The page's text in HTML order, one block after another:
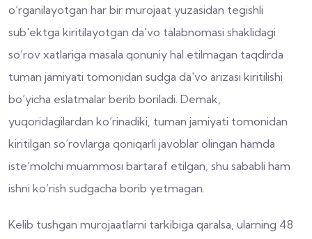
o‘rganilayotgan har bir murojaat yuzasidan tegishli
sub'ektga kiritilayotgan da'vo talabnomasi shaklidagi
so‘rov xatlariga masala qonuniy hal etilmagan taqdirda
tuman jamiyati tomonidan sudga da'vo arizasi kiritilishi
bo‘yicha eslatmalar berib boriladi. Demak,
yuqoridagilardan ko‘rinadiki, tuman jamiyati tomonidan
kiritilgan so‘rovlarga qoniqarli javoblar olingan hamda
iste'molchi muammosi bartaraf etilgan, shu sababli ham
ishni ko‘rish sudgacha borib yetmagan.
Kelib tushgan murojaatlarni tarkibiga qaralsa, ularning 48